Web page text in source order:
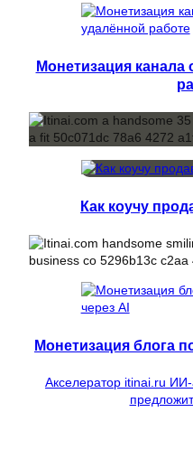
Монетизация
Как коучу
Монетизация блога
Акселератор itinai.ru